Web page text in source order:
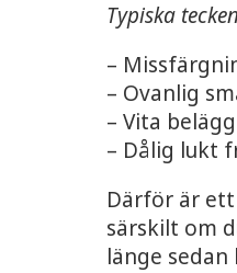
Typiska
–
– Ovanlig
– Vita
– Dålig lukt
Därför är
särskilt om
länge